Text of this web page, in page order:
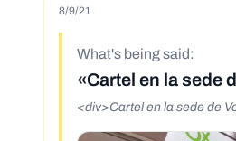
8/9/21
What's being said:
«Cartel en la sede
<div>Cartel en la sede de